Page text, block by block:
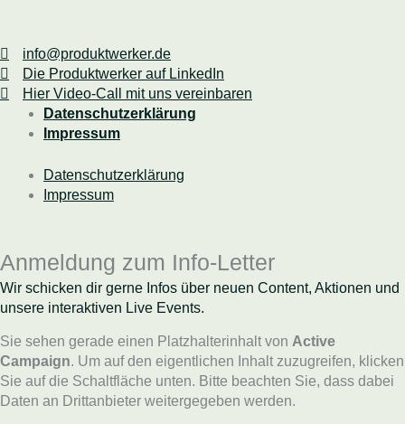
info@produktwerker.de
Die Produktwerker auf LinkedIn
Hier Video-Call mit uns vereinbaren
Datenschutzerklärung
Impressum
Datenschutzerklärung
Impressum
Anmeldung zum Info-Letter
Wir schicken dir gerne Infos über neuen Content, Aktionen und
unsere interaktiven Live Events.
Sie sehen gerade einen Platzhalterinhalt von Active
Campaign. Um auf den eigentlichen Inhalt zuzugreifen, klicken
Sie auf die Schaltfläche unten. Bitte beachten Sie, dass dabei
Daten an Drittanbieter weitergegeben werden.